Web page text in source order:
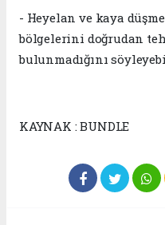
- Heyelan ve kaya
bölgelerini doğrudan
bulunmadığını
KAYNAK : BUNDLE